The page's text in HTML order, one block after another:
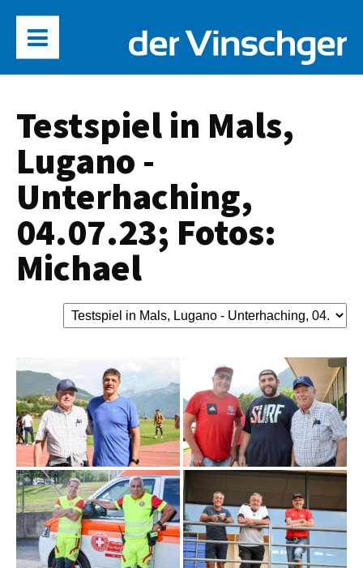
Testspiel in Mals,
Lugano -
Unterhaching,
04.07.23; Fotos:
Michael